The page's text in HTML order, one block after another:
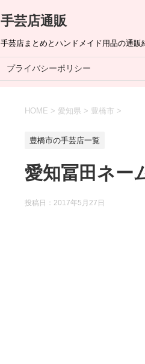
手芸店通販
手芸店まとめとハンドメイド用品の通販
プライバシーポリシー
HOME > 愛知県 > 豊橋市 >
豊橋市の手芸店一覧
愛知冨田ネー
投稿日： 2017年5月27日